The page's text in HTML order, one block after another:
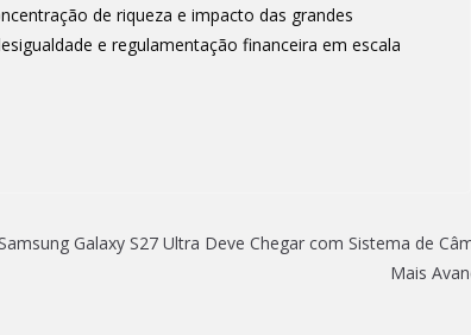
de riqueza e impacto das grandes
e regulamentação financeira em escala
Galaxy S27 Ultra Deve Chegar com Sistema de
Mais